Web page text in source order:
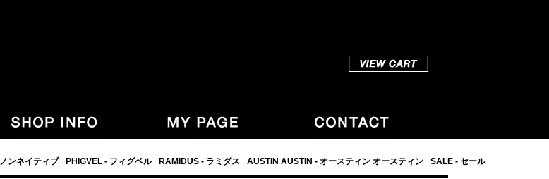
ンネイティブ PHIGVEL - フィグベル RAMIDUS - ラミダス AUSTIN AUSTIN - オースティン オースティン SALE - セール